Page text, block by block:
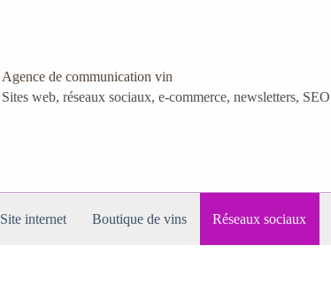
Agence de communication vin
Sites web, réseaux sociaux, e-commerce, newsletters, SEO
Site internet Boutique de vins Réseaux sociaux